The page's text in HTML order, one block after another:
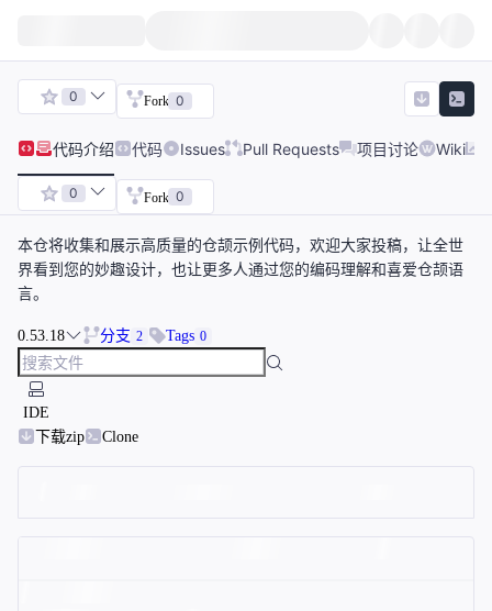
0 Fork 0
代码介绍 代码 Issues Pull Requests 项目讨论 Wiki
0 Fork 0
本仓将收集和展示高质量的仓颉示例代码，欢迎大家投稿，让全世
界看到您的妙趣设计，也让更多人通过您的编码理解和喜爱仓颉语
言。
0.53.18 分支 2 Tags 0
IDE
下载zip
Clone